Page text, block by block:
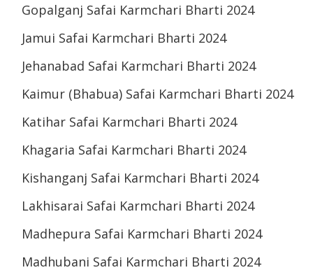
Gopalganj Safai Karmchari Bharti 2024
Jamui Safai Karmchari Bharti 2024
Jehanabad Safai Karmchari Bharti 2024
Kaimur (Bhabua) Safai Karmchari Bharti 2024
Katihar Safai Karmchari Bharti 2024
Khagaria Safai Karmchari Bharti 2024
Kishanganj Safai Karmchari Bharti 2024
Lakhisarai Safai Karmchari Bharti 2024
Madhepura Safai Karmchari Bharti 2024
Madhubani Safai Karmchari Bharti 2024